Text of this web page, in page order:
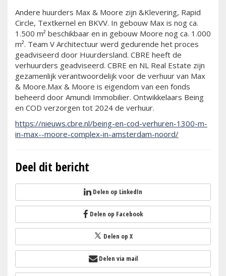
Andere huurders Max & Moore zijn &Klevering, Rapid
Circle, Textkernel en BKVV. In gebouw Max is nog ca.
1.500 m² beschikbaar en in gebouw Moore nog ca. 1.000
m². Team V Architectuur werd gedurende het proces
geadviseerd door Huurdersland. CBRE heeft de
verhuurders geadviseerd. CBRE en NL Real Estate zijn
gezamenlijk verantwoordelijk voor de verhuur van Max
& Moore.Max & Moore is eigendom van een fonds
beheerd door Amundi Immobilier. Ontwikkelaars Being
en COD verzorgen tot 2024 de verhuur.
https://nieuws.cbre.nl/being-en-cod-verhuren-1300-m-
in-max--moore-complex-in-amsterdam-noord/
Deel dit bericht
Delen op LinkedIn
Delen op Facebook
Delen op X
Delen via mail